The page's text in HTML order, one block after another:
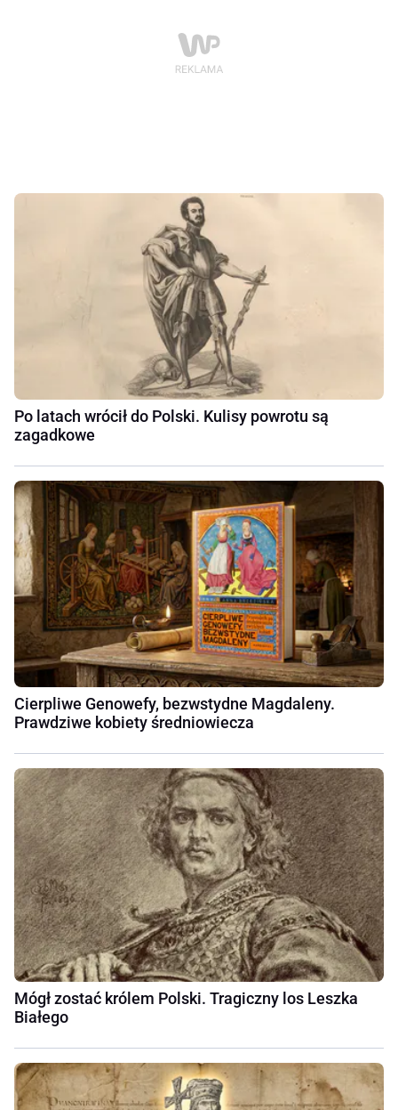
Po latach wrócił do Polski. Kulisy powrotu są
zagadkowe
Cierpliwe Genowefy, bezwstydne Magdaleny.
Prawdziwe kobiety średniowiecza
Mógł zostać królem Polski. Tragiczny los Leszka
Białego